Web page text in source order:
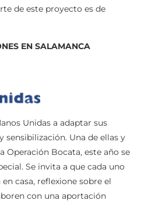
de este proyecto es de
EN SALAMANCA
Unidas a adaptar sus
sensibilización. Una de ellas y
Operación Bocata, este año se
Se invita a que cada uno
casa, reflexione sobre el
con una aportación